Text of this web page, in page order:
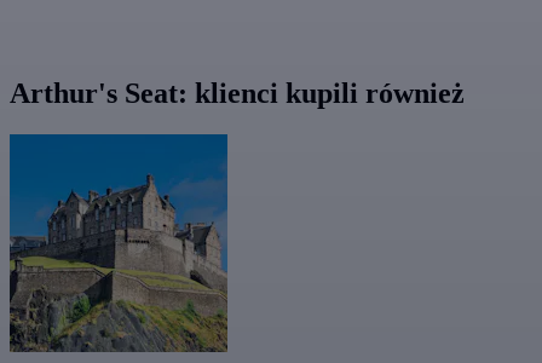
Arthur's Seat: klienci kupili również